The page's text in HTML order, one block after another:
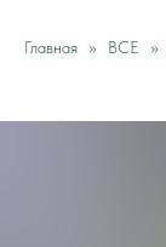
Главная ВСЕ